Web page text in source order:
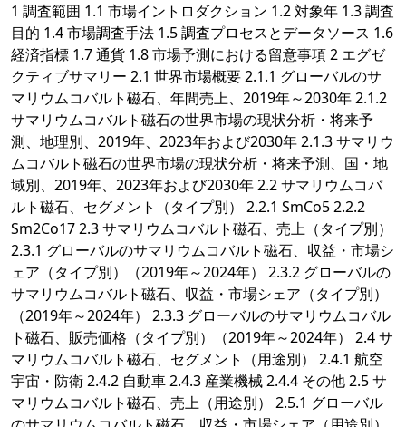
1 調査範囲 1.1 市場イントロダクション 1.2 対象年 1.3 調査
目的 1.4 市場調査手法 1.5 調査プロセスとデータソース 1.6
経済指標 1.7 通貨 1.8 市場予測における留意事項 2 エグゼ
クティブサマリー 2.1 世界市場概要 2.1.1 グローバルのサ
マリウムコバルト磁石、年間売上、2019年～2030年 2.1.2
サマリウムコバルト磁石の世界市場の現状分析・将来予
測、地理別、2019年、2023年および2030年 2.1.3 サマリウ
ムコバルト磁石の世界市場の現状分析・将来予測、国・地
域別、2019年、2023年および2030年 2.2 サマリウムコバ
ルト磁石、セグメント（タイプ別） 2.2.1 SmCo5 2.2.2
Sm2Co17 2.3 サマリウムコバルト磁石、売上（タイプ別）
2.3.1 グローバルのサマリウムコバルト磁石、収益・市場シ
ェア（タイプ別）（2019年～2024年） 2.3.2 グローバルの
サマリウムコバルト磁石、収益・市場シェア（タイプ別）
（2019年～2024年） 2.3.3 グローバルのサマリウムコバル
ト磁石、販売価格（タイプ別）（2019年～2024年） 2.4 サ
マリウムコバルト磁石、セグメント（用途別） 2.4.1 航空
宇宙・防衛 2.4.2 自動車 2.4.3 産業機械 2.4.4 その他 2.5 サ
マリウムコバルト磁石、売上（用途別） 2.5.1 グローバル